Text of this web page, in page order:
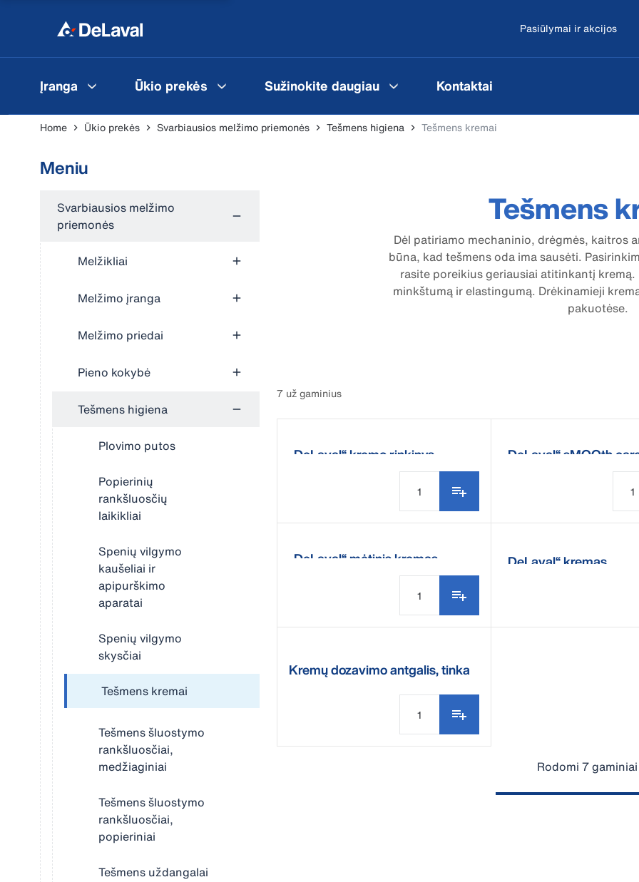
Pasiūlymai ir akcijos
Įranga Ūkio prekės Sužinokite daugiau Kontaktai
Home Ūkio prekės Svarbiausios melžimo priemonės Tešmens higiena Tešmens kremai
Meniu
Svarbiausios melžimo
priemonės
Melžikliai
Melžimo įranga
Melžimo priedai
Pieno kokybė
Tešmens higiena
Plovimo putos
Popierinių
rankšluosčių
laikikliai
Spenių vilgymo
kaušeliai ir
apipurškimo
aparatai
Spenių vilgymo
skysčiai
Tešmens kremai
Tešmens šluostymo
rankšluosčiai,
medžiaginiai
Tešmens šluostymo
rankšluosčiai,
popieriniai
Tešmens uždangalai
Tešmens
Dėl patiriamo mechaninio, drėgmės, kaitros
būna, kad tešmens oda ima sausėti.
rasite poreikius geriausiai atitinkantį
minkštumą ir elastingumą. Drėkinamieji
pakuotėse.
7 už gaminius
„DeLaval“ kremo rinkinys „DeLaval“ sMOOth
„DeLaval“ mėtinis kremas „DeLaval“ kremas
Kremų dozavimo antgalis, tinka
Rodomi 7